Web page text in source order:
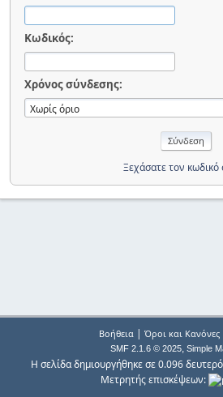
Κωδικός:
Χρόνος σύνδεσης:
Ξεχάσατε τον κωδικό
Βοήθεια| Όροι και Κανόνες
SMF 2.1.6 © 2025, Simple
Η σελίδα δημιουργήθηκε σε 0.096
Μετρητής επισκέψεων: